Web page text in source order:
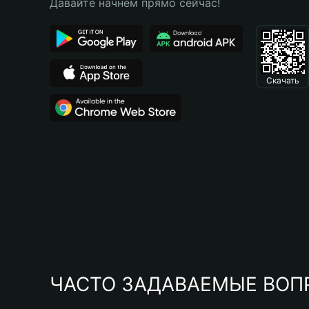
Давайте начнем прямо сейчас!
Скачать
ЧАСТО ЗАДАВАЕМЫЕ